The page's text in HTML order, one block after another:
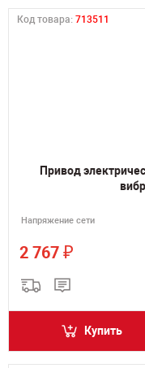
Код товара: 713511
Привод
Напряжение сети
2 767 ₽
Купить